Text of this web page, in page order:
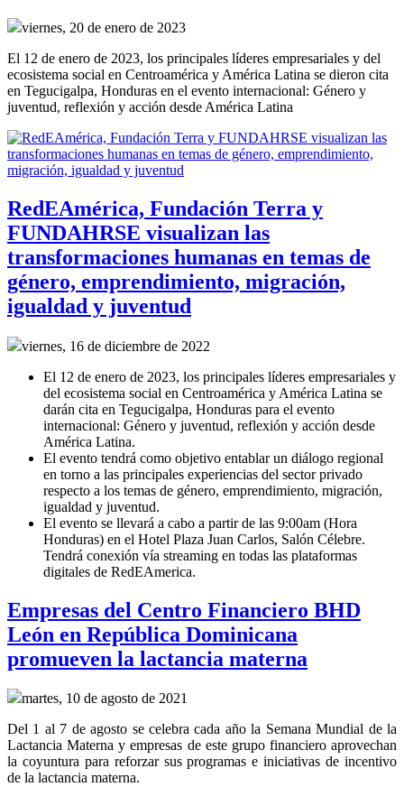
viernes, 20 de enero de 2023
El 12 de enero de 2023, los principales líderes empresariales y del
ecosistema social en Centroamérica y América Latina se dieron cita
en Tegucigalpa, Honduras en el evento internacional: Género y
juventud, reflexión y acción desde América Latina
RedEAmérica, Fundación Terra y
FUNDAHRSE visualizan las
transformaciones humanas en temas de
género, emprendimiento, migración,
igualdad y juventud
viernes, 16 de diciembre de 2022
El 12 de enero de 2023, los principales líderes empresariales y
del ecosistema social en Centroamérica y América Latina se
darán cita en Tegucigalpa, Honduras para el evento
internacional: Género y juventud, reflexión y acción desde
América Latina.
El evento tendrá como objetivo entablar un diálogo regional
en torno a las principales experiencias del sector privado
respecto a los temas de género, emprendimiento, migración,
igualdad y juventud.
El evento se llevará a cabo a partir de las 9:00am (Hora
Honduras) en el Hotel Plaza Juan Carlos, Salón Célebre.
Tendrá conexión vía streaming en todas las plataformas
digitales de RedEAmerica.
Empresas del Centro Financiero BHD
León en República Dominicana
promueven la lactancia materna
martes, 10 de agosto de 2021
Del 1 al 7 de agosto se celebra cada año la Semana Mundial de la
Lactancia Materna y empresas de este grupo financiero aprovechan
la coyuntura para reforzar sus programas e iniciativas de incentivo
de la lactancia materna.